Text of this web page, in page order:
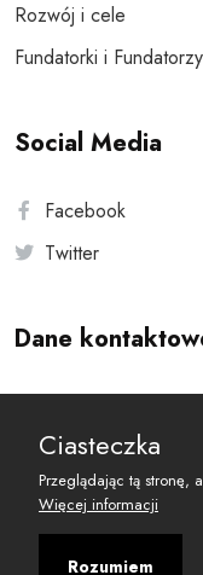
Rozwój i cele
Fundatorki i Fundatorzy
Social Media
Facebook
Twitter
Dane
Ciasteczka
Przeglądając tą stronę,
Więcej informacji
Rozumiem